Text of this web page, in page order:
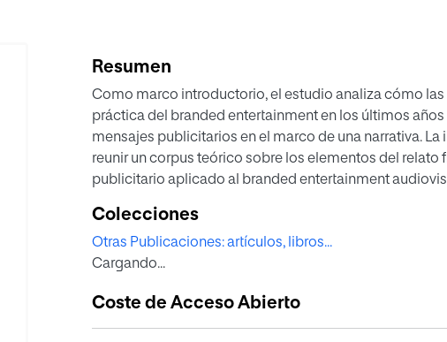
Resumen
Como marco introductorio, el estudio analiza cómo
práctica del branded entertainment en los últimos
mensajes publicitarios en el marco de una narrativa.
reunir un corpus teórico sobre los elementos del
publicitario aplicado al branded entertainment
examina los elementos del relato fílmico presentes en
Estrella Damm, Nike y Mattel. La discusión de esta
narración visual y las características de los contenidos
metáfora o la verosimilitud tienen un impacto
Las conclusiones del trabajo postulan que los
Colecciones
Otras Publicaciones: artículos, libros...
Cargando...
Coste de Acceso Abierto